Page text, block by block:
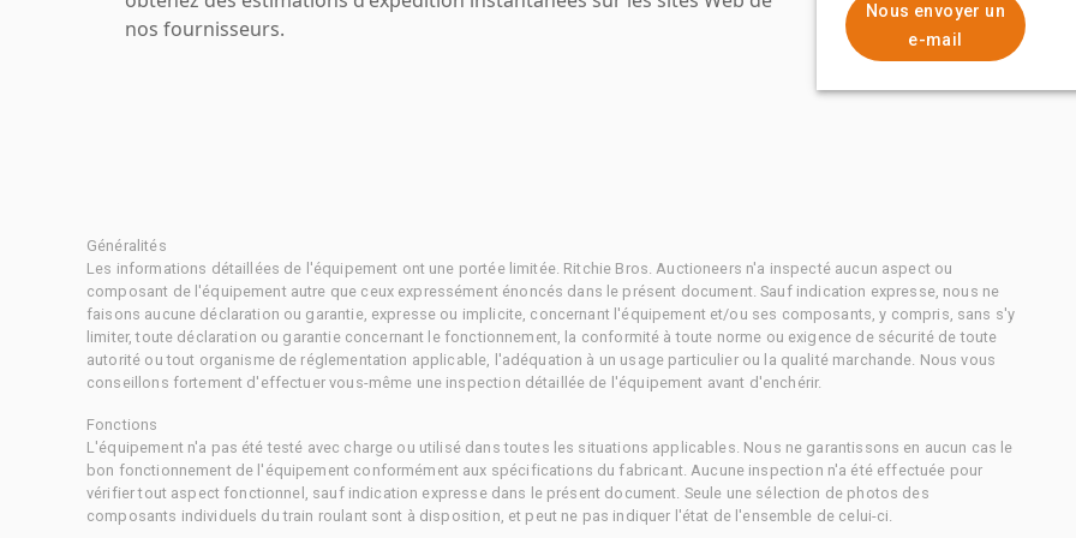
nos fournisseurs.
Nous envoyer un
e-mail
Généralités
Les informations détaillées de l'équipement ont une portée limitée. Ritchie Bros. Auctioneers n'a inspecté aucun aspect ou
composant de l'équipement autre que ceux expressément énoncés dans le présent document. Sauf indication expresse, nous ne
faisons aucune déclaration ou garantie, expresse ou implicite, concernant l'équipement et/ou ses composants, y compris, sans s'y
limiter, toute déclaration ou garantie concernant le fonctionnement, la conformité à toute norme ou exigence de sécurité de toute
autorité ou tout organisme de réglementation applicable, l'adéquation à un usage particulier ou la qualité marchande. Nous vous
conseillons fortement d'effectuer vous-même une inspection détaillée de l'équipement avant d'enchérir.
Fonctions
L'équipement n'a pas été testé avec charge ou utilisé dans toutes les situations applicables. Nous ne garantissons en aucun cas le
bon fonctionnement de l'équipement conformément aux spécifications du fabricant. Aucune inspection n'a été effectuée pour
vérifier tout aspect fonctionnel, sauf indication expresse dans le présent document. Seule une sélection de photos des
composants individuels du train roulant sont à disposition, et peut ne pas indiquer l'état de l'ensemble de celui-ci.